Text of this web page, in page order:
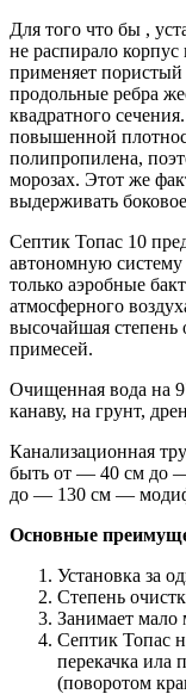
Для того что бы ,
не распирало
применяет
продольные ребра
квадратного
повышенной
полипропилена,
морозах. Этот же
выдерживать
Септик Топас 10
автономную систему
только аэробные
атмосферного
высочайшая степень
примесей.
Очищенная вода на
канаву, на грунт,
Канализационная
быть от — 40 см до
до — 130 см —
Основные
Установка за
Степень
Занимает мало
Септик Топас
перекачка ила
(поворотом